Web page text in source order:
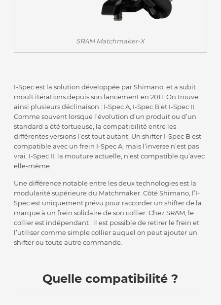
SRAM Matchmaker-X
I-Spec est la solution développée par Shimano, et a subit
moult itérations depuis son lancement en 2011. On trouve
ainsi plusieurs déclinaison : I-Spec A, I-Spec B et I-Spec II.
Comme souvent lorsque l’évolution d’un produit ou d’un
standard a été tortueuse, la compatibilité entre les
différentes versions l’est tout autant. Un shifter I-Spec B est
compatible avec un frein I-Spec A, mais l’inverse n’est pas
vrai. I-Spec II, la mouture actuelle, n’est compatible qu’avec
elle-même.
Une différence notable entre les deux technologies est la
modularité supérieure du Matchmaker. Côté Shimano, l’I-
Spec est uniquement prévu pour raccorder un shifter de la
marque à un frein solidaire de son collier. Chez SRAM, le
collier est indépendant : il est possible de retirer le frein et
l’utiliser comme simple collier auquel on peut ajouter un
shifter ou toute autre commande.
Quelle compatibilité ?